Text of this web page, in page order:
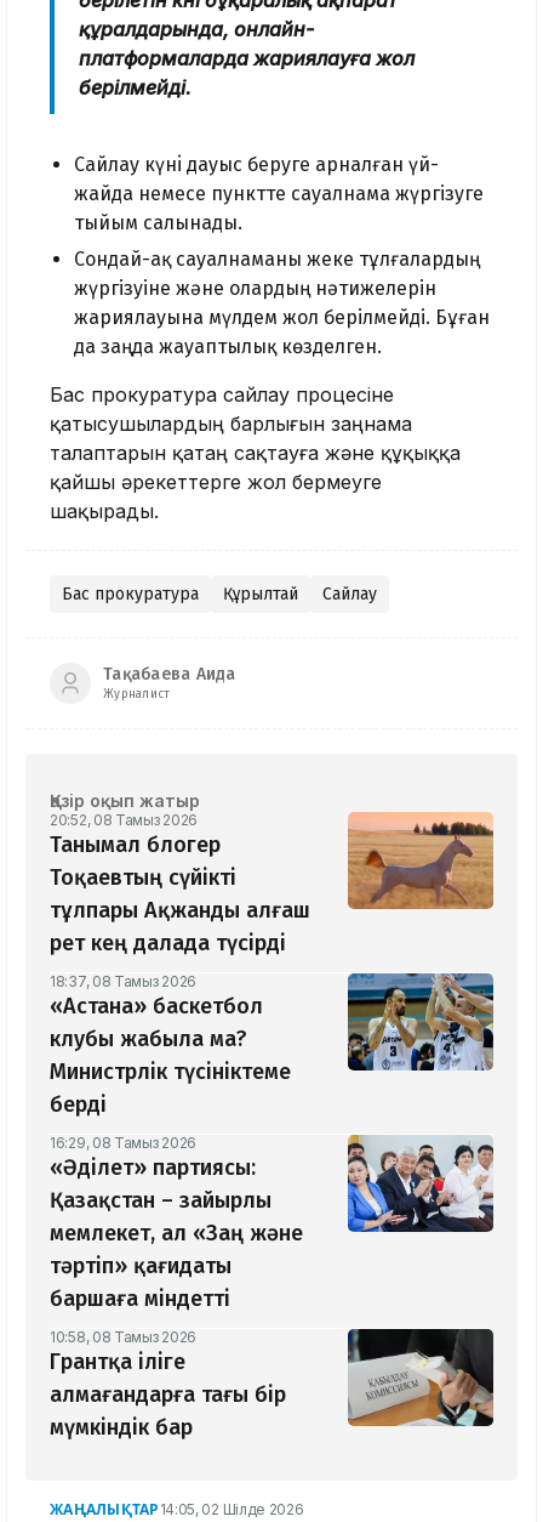
құралдарында, онлайн-
платформаларда жариялауға жол
берілмейдi.
Сайлау күнi дауыс беруге арналған үй-
жайда немесе пунктте сауалнама жүргізуге
тыйым салынады.
Сондай-ақ сауалнаманы жеке тұлғалардың
жүргізуіне және олардың нәтижелерін
жариялауына мүлдем жол берілмейді. Бұған
да заңда жауаптылық көзделген.
Бас прокуратура сайлау процесіне
қатысушылардың барлығын заңнама
талаптарын қатаң сақтауға және құқыққа
қайшы әрекеттерге жол бермеуге
шақырады.
Бас прокуратура Құрылтай Сайлау
Тақабаева Аида
Журналист
Қазір оқып жатыр
20:52, 08 Тамыз 2026
Танымал блогер
Тоқаевтың сүйікті
тұлпары Ақжанды алғаш
рет кең далада түсірді
18:37, 08 Тамыз 2026
«Астана» баскетбол
клубы жабыла ма?
Министрлік түсініктеме
берді
16:29, 08 Тамыз 2026
«Әділет» партиясы:
Қазақстан – зайырлы
мемлекет, ал «Заң және
тәртіп» қағидаты
баршаға міндетті
10:58, 08 Тамыз 2026
Грантқа іліге
алмағандарға тағы бір
мүмкіндік бар
ЖАҢАЛЫҚТАР 14:05, 02 Шілде 2026